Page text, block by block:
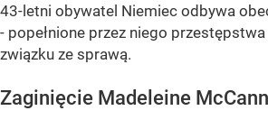
43-letni obywatel Niemiec odbywa
- popełnione przez niego
związku ze sprawą.
Zaginięcie Madeleine McCann